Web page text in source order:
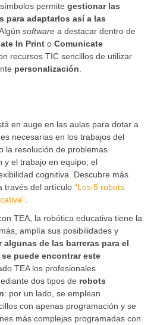
permite gestionar las
para adaptarlos así a las
Algún software a destacar dentro de
In Print o Comunicate
recursos TIC sencillos de utilizar
personalización
en auge en las aulas para dotar a
necesarias en los trabajos del
la resolución de problemas
y el trabajo en equipo; el
cognitiva. Descubre más
través del artículo “Los 5 robots
TEA, la robótica educativa tiene la
amplía sus posibilidades y
algunas de las barreras para el
puede encontrar este
TEA los profesionales
dos tipos de robots
: por un lado, se emplean
con apenas programación y se
más complejas programadas con